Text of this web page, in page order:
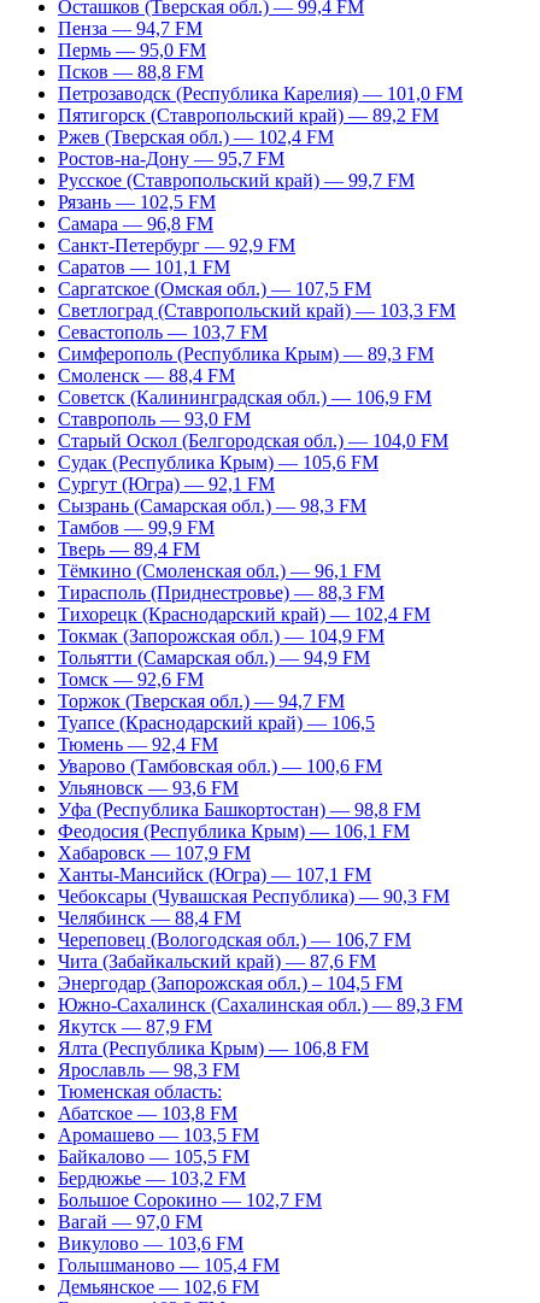
Осташков (Тверская обл.) — 99,4 FM
Пенза — 94,7 FM
Пермь — 95,0 FM
Псков — 88,8 FM
Петрозаводск (Республика Карелия) — 101,0 FM
Пятигорск (Ставропольский край) — 89,2 FM
Ржев (Тверская обл.) — 102,4 FM
Ростов-на-Дону — 95,7 FM
Русское (Ставропольский край) — 99,7 FM
Рязань — 102,5 FM
Самара — 96,8 FM
Санкт-Петербург — 92,9 FM
Саратов — 101,1 FM
Саргатское (Омская обл.) — 107,5 FM
Светлоград (Ставропольский край) — 103,3 FM
Севастополь — 103,7 FM
Симферополь (Республика Крым) — 89,3 FM
Смоленск — 88,4 FM
Советск (Калининградская обл.) — 106,9 FM
Ставрополь — 93,0 FM
Старый Оскол (Белгородская обл.) — 104,0 FM
Судак (Республика Крым) — 105,6 FM
Сургут (Югра) — 92,1 FM
Сызрань (Самарская обл.) — 98,3 FM
Тамбов — 99,9 FM
Тверь — 89,4 FM
Тёмкино (Смоленская обл.) — 96,1 FM
Тирасполь (Приднестровье) — 88,3 FM
Тихорецк (Краснодарский край) — 102,4 FM
Токмак (Запорожская обл.) — 104,9 FM
Тольятти (Самарская обл.) — 94,9 FM
Томск — 92,6 FM
Торжок (Тверская обл.) — 94,7 FM
Туапсе (Краснодарский край) — 106,5
Тюмень — 92,4 FM
Уварово (Тамбовская обл.) — 100,6 FM
Ульяновск — 93,6 FM
Уфа (Республика Башкортостан) — 98,8 FM
Феодосия (Республика Крым) — 106,1 FM
Хабаровск — 107,9 FM
Ханты-Мансийск (Югра) — 107,1 FM
Чебоксары (Чувашская Республика) — 90,3 FM
Челябинск — 88,4 FM
Череповец (Вологодская обл.) — 106,7 FM
Чита (Забайкальский край) — 87,6 FM
Энергодар (Запорожская обл.) – 104,5 FM
Южно-Сахалинск (Сахалинская обл.) — 89,3 FM
Якутск — 87,9 FM
Ялта (Республика Крым) — 106,8 FM
Ярославль — 98,3 FM
Тюменская область:
Абатское — 103,8 FM
Аромашево — 103,5 FM
Байкалово — 105,5 FM
Бердюжье — 103,2 FM
Большое Сорокино — 102,7 FM
Вагай — 97,0 FM
Викулово — 103,6 FM
Голышманово — 105,4 FM
Демьянское — 102,6 FM